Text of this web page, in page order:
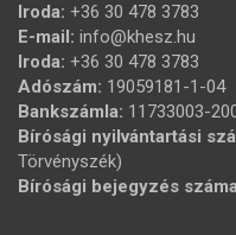
Iroda: +36 30 478 3783
E-mail: info@khesz.hu
Iroda: +36 30 478 3783
Adószám: 19059181-1-04
Bankszámla: 11733003-
Bírósági nyilvántartási
Törvényszék)
Bírósági bejegyzés